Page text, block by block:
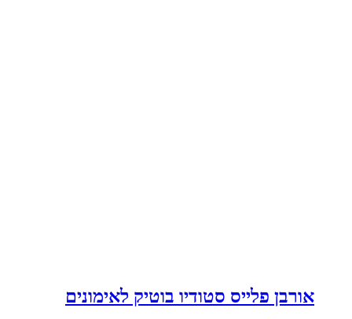
אורבן פלייס סטודיו בוטיק לאימונים